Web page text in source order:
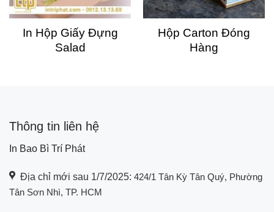
In Hộp Giấy Đựng
Salad
Hộp Carton Đóng
Hàng
Thông tin liên hệ
In Bao Bì Trí Phát
Địa chỉ mới sau 1/7/2025: 424/1 Tân Kỳ Tân Quý, Phường
Tân Sơn Nhì, TP. HCM